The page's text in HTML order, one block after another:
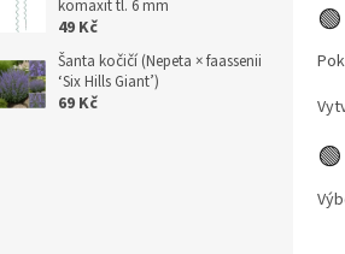
komaxit tl. 6 mm
49 Kč
Šanta kočičí (Nepeta × faassenii
‘Six Hills Giant’)
69 Kč